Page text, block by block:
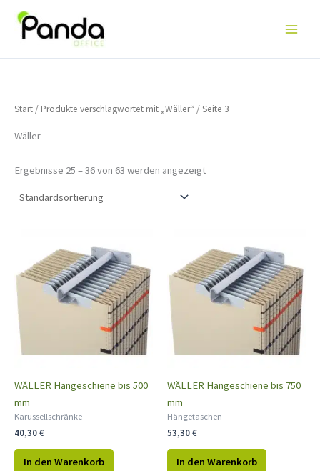
Start / Produkte verschlagwortet mit „Wäller“ / Seite 3
Wäller
Ergebnisse 25 – 36 von 63 werden angezeigt
WÄLLER Hängeschiene bis 500
mm
Karussellschränke
40,30€
In den Warenkorb
WÄLLER Hängeschiene bis 750
mm
Hängetaschen
53,30€
In den Warenkorb